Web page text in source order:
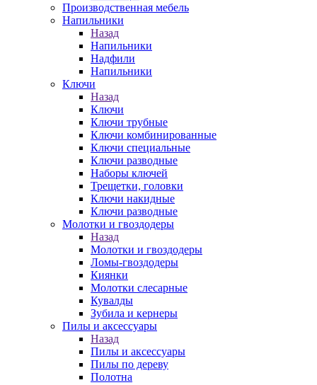
Производственная мебель
Напильники
Назад
Напильники
Надфили
Напильники
Ключи
Назад
Ключи
Ключи трубные
Ключи комбинированные
Ключи специальные
Ключи разводные
Наборы ключей
Трещетки, головки
Ключи накидные
Ключи разводные
Молотки и гвоздодеры
Назад
Молотки и гвоздодеры
Ломы-гвоздодеры
Киянки
Молотки слесарные
Кувалды
Зубила и кернеры
Пилы и аксессуары
Назад
Пилы и аксессуары
Пилы по дереву
Полотна